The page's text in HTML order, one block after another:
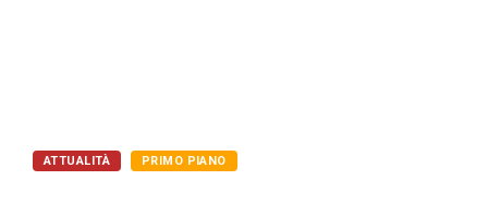
ATTUALITÀ PRIMO PIANO